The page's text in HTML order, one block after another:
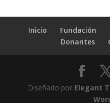
Inicio Fundación
Donantes
Diseñado por Elegant